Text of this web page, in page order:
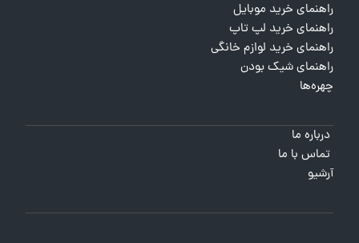
راهنمای خرید موبایل
راهنمای خرید لپ تاپ
راهنمای خرید لوازم خانگی
راهنمای شیک بودن
چهره‌ها
درباره ما
تماس با ما
آرشیو